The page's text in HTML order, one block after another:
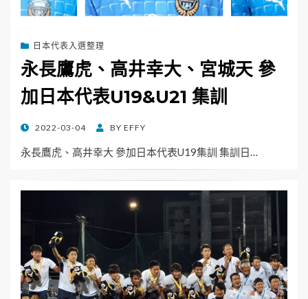
日本代表入選整理
永長鷹虎、高井幸大、宮城天 參
加日本代表U19&U21 集訓
POSTED
2022-03-04 BY EFFY
永長鷹虎、高井幸大 參加日本代表U19集訓 集訓日…